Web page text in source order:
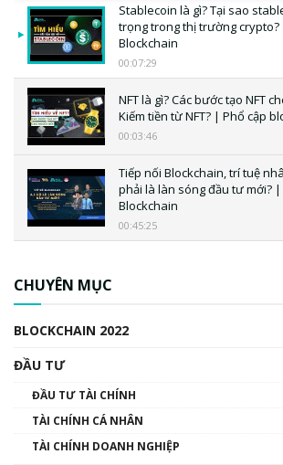
Stablecoin là gì? Tại sao
trọng trong thị trường crypto?
Blockchain
00:07:29
NFT là gì? Các bước tạo NFT
Kiếm tiền từ NFT? | Phổ cập
00:03:46
Tiếp nối Blockchain, trí tuệ
phải là làn sóng đầu tư mới? |
Blockchain
00:45:25
00:02:14
Nhìn lại năm 2022: Những sự
đến hệ sinh thái tiền mã hoá |
CHUYÊN MỤC
BLOCKCHAIN 2022
ĐẦU TƯ
ĐẦU TƯ TÀI CHÍNH
TÀI CHÍNH CÁ NHÂN
TÀI CHÍNH DOANH NGHIỆP